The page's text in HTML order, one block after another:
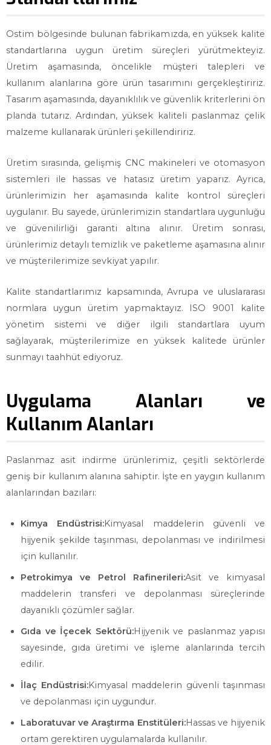
Ostim bölgesinde bulunan fabrikamızda, en yüksek kalite
standartlarına uygun üretim süreçleri yürütmekteyiz.
Üretim aşamasında, öncelikle müşteri talepleri ve
kullanım alanlarına göre ürün tasarımını gerçekleştiririz.
Tasarım aşamasında, dayanıklılık ve güvenlik kriterlerini ön
planda tutarız. Ardından, yüksek kaliteli paslanmaz çelik
malzeme kullanarak ürünleri şekillendiririz.
Üretim sırasında, gelişmiş CNC makineleri ve otomasyon
sistemleri ile hassas ve hatasız üretim yaparız. Ayrıca,
ürünlerimizin her aşamasında kalite kontrol süreçleri
uygulanır. Bu sayede, ürünlerimizin standartlara uygunluğu
ve güvenilirliği garanti altına alınır. Üretim sonrası,
ürünlerimiz detaylı temizlik ve paketleme aşamasına alınır
ve müşterilerimize sevkiyat yapılır.
Kalite standartlarımız kapsamında, Avrupa ve uluslararası
normlara uygun üretim yapmaktayız. ISO 9001 kalite
yönetim sistemi ve diğer ilgili standartlara uyum
sağlayarak, müşterilerimize en yüksek kalitede ürünler
sunmayı taahhüt ediyoruz.
Uygulama Alanları ve
Kullanım Alanları
Paslanmaz asit indirme ürünlerimiz, çeşitli sektörlerde
geniş bir kullanım alanına sahiptir. İşte en yaygın kullanım
alanlarından bazıları:
Kimya Endüstrisi:Kimyasal maddelerin güvenli ve
hijyenik şekilde taşınması, depolanması ve indirilmesi
için kullanılır.
Petrokimya ve Petrol Rafinerileri:Asit ve kimyasal
maddelerin transferi ve depolanması süreçlerinde
dayanıklı çözümler sağlar.
Gıda ve İçecek Sektörü:Hijyenik ve paslanmaz yapısı
sayesinde, gıda üretimi ve işleme alanlarında tercih
edilir.
İlaç Endüstrisi:Kimyasal maddelerin güvenli taşınması
ve depolanması için uygundur.
Laboratuvar ve Araştırma Enstitüleri:Hassas ve hijyenik
ortam gerektiren uygulamalarda kullanılır.